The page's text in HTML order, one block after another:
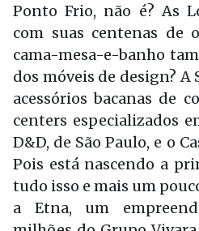
Ponto Frio, não é? As
com suas centenas de
cama-mesa-e-banho
dos móveis de design? A
acessórios bacanas de
centers especializados
D&D, de São Paulo, e o
Pois está nascendo a
tudo isso e mais um
a Etna, um